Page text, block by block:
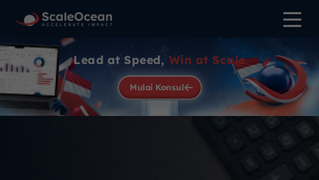
Lead at Speed, Win at Scale
Mulai Konsul